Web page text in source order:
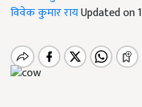
विवेक कुमार रायUpdated on